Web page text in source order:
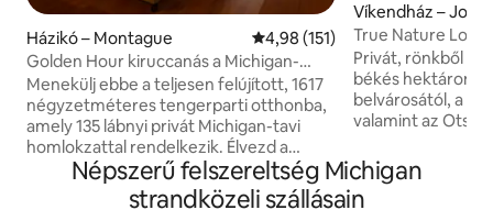
Házikó – Montague Átlagos értékelés: 5/4,98, 151
4,98 (151)
Golden Hour kiruccanás a Michigan-
tóhoz
Menekülj ebbe a teljesen felújított, 1617
négyzetméteres tengerparti otthonba,
amely 135 lábnyi privát Michigan-tavi
homlokzattal rendelkezik. Élvezd a
lélegzetelállító naplementéket a nyitott
koncepciójú konyhából vagy a tágas
ablakokkal rendelkező, boltíves
Víkendház –
True Nature
Pezsgőfürdő |
Privát, rönkből és
békés hektáron,
belvárosától, a
valamint az
vendégek,
terepjárós
békés pihenés
Népszerű felszereltség Michigan
strandközeli szállásain